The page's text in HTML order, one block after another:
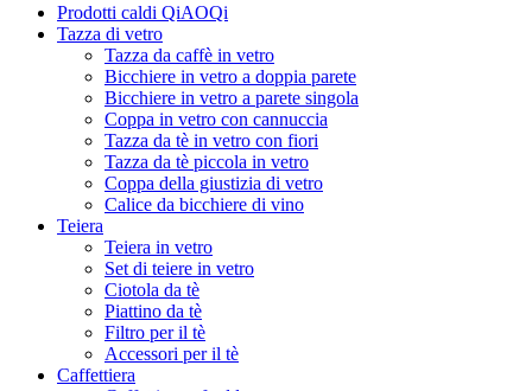
Prodotti caldi QiAOQi
Tazza di vetro
Tazza da caffè in vetro
Bicchiere in vetro a doppia parete
Bicchiere in vetro a parete singola
Coppa in vetro con cannuccia
Tazza da tè in vetro con fiori
Tazza da tè piccola in vetro
Coppa della giustizia di vetro
Calice da bicchiere di vino
Teiera
Teiera in vetro
Set di teiere in vetro
Ciotola da tè
Piattino da tè
Filtro per il tè
Accessori per il tè
Caffettiera